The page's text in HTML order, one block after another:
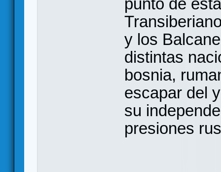
punto de
y los
distintas
bosnia,
escapar del
su
presiones